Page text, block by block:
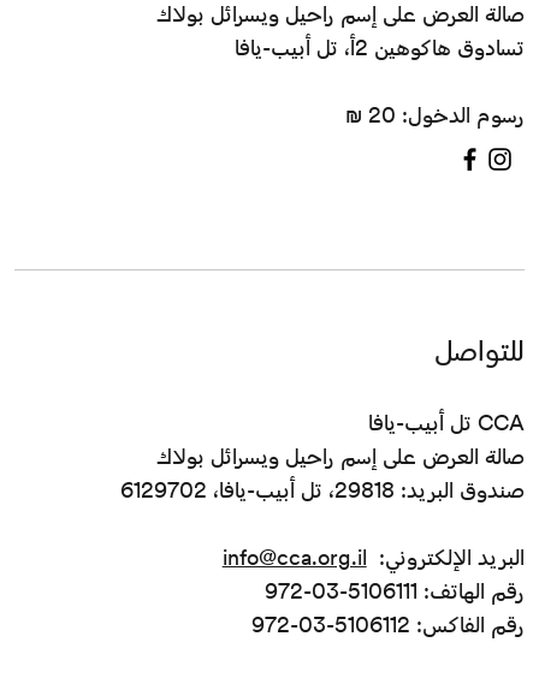
صالة العرض على إسم راحيل ويسرائل بولاك
تسادوق هاكوهين 2أ، تل أبيب-يافا
رسوم الدخول: 20 ₪
للتواصل
CCA تل أبيب-يافا
صالة العرض على إسم راحيل ويسرائل بولاك
صندوق البريد: 29818، تل أبيب-يافا، 6129702
البريد الإلكتروني: info@cca.org.il
رقم الهاتف: 5106111-03-972
رقم الفاكس: 5106112-03-972